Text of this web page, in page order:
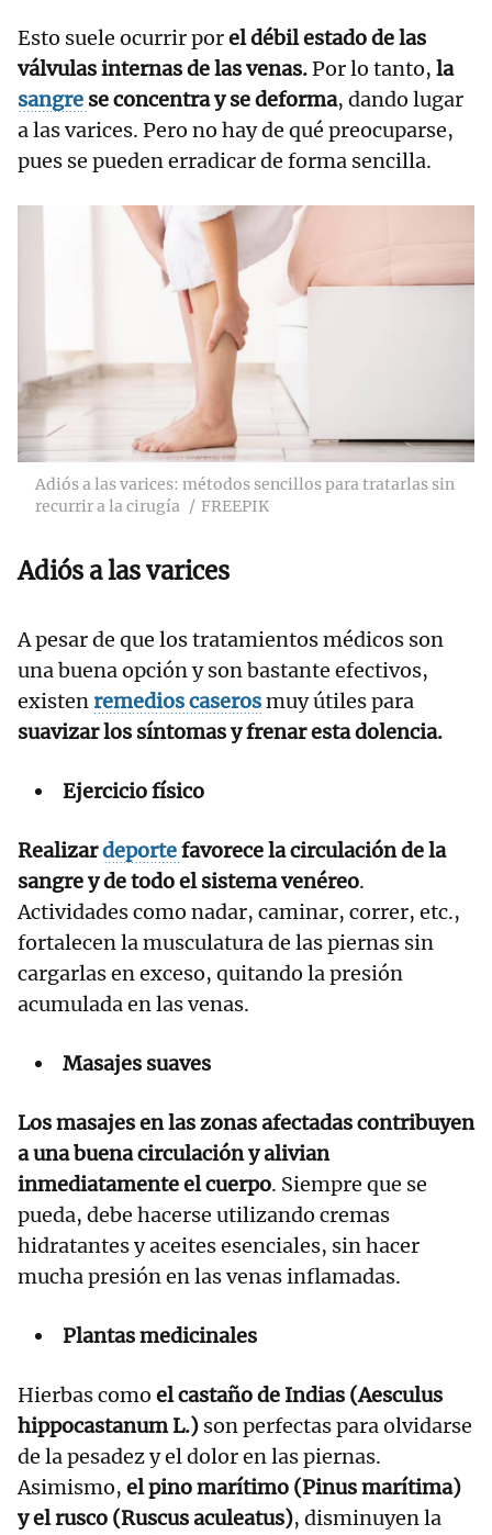
Esto suele ocurrir porel débil estado de las
válvulas internas de las venas.Por lo tanto, la
sangre se concentra y se deforma, dando lugar
a las varices. Pero no hay de qué preocuparse,
pues se pueden erradicar de forma sencilla.
Adiós a las varices: métodos sencillos para tratarlas sin
recurrir a la cirugía
FREEPIK
Adiós a las varices
A pesar de que los tratamientos médicos son
una buena opción y son bastante efectivos,
existenremedios caserosmuy útiles para
suavizar los síntomas y frenar esta dolencia.
Ejercicio físico
Realizardeportefavorece la circulación de la
sangre y de todo el sistema venéreo.
Actividades como nadar, caminar, correr, etc.,
fortalecen la musculatura de las piernas sin
cargarlas en exceso, quitando la presión
acumulada en las venas.
Masajes suaves
Los masajes en las zonas afectadas contribuyen
a una buena circulación y alivian
inmediatamente el cuerpo. Siempre que se
pueda, debe hacerse utilizando cremas
hidratantes y aceites esenciales, sin hacer
mucha presión en las venas inflamadas.
Plantas medicinales
Hierbas como el castaño de Indias (Aesculus
hippocastanum L.) son perfectas para olvidarse
de la pesadez y el dolor en las piernas.
Asimismo, el pino marítimo (Pinus marítima)
y el rusco (Ruscus aculeatus), disminuyen la